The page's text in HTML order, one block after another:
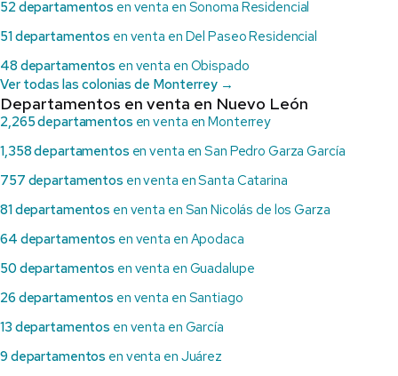
52 departamentos en venta en Sonoma Residencial
51 departamentos en venta en Del Paseo Residencial
48 departamentos en venta en Obispado
Ver todas las colonias de Monterrey →
Departamentos en venta en Nuevo León
2,265 departamentos en venta en Monterrey
1,358 departamentos en venta en San Pedro Garza García
757 departamentos en venta en Santa Catarina
81 departamentos en venta en San Nicolás de los Garza
64 departamentos en venta en Apodaca
50 departamentos en venta en Guadalupe
26 departamentos en venta en Santiago
13 departamentos en venta en García
9 departamentos en venta en Juárez